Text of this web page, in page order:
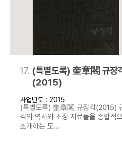
17. (특별도록) 奎章閣 규장
(2015)
사업년도 : 2015
(특별도록) 奎章閣 규장각(2015)
각의 역사와 소장 자료들을 종합적
소개하는 도...